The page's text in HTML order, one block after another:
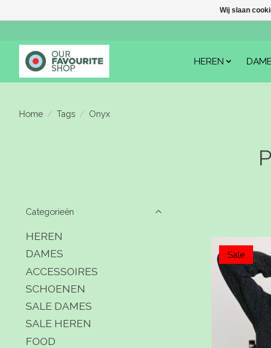
HEREN
Home / Tags / Onyx
Categorieën
HEREN
DAMES
ACCESSOIRES
SCHOENEN
SALE DAMES
SALE HEREN
FOOD
Sale
Wij slaan